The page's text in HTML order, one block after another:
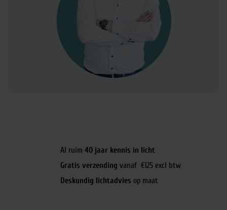
Al ruim 40 jaar kennis in licht
Gratis verzending vanaf €125 excl btw
Deskundig lichtadvies op maat